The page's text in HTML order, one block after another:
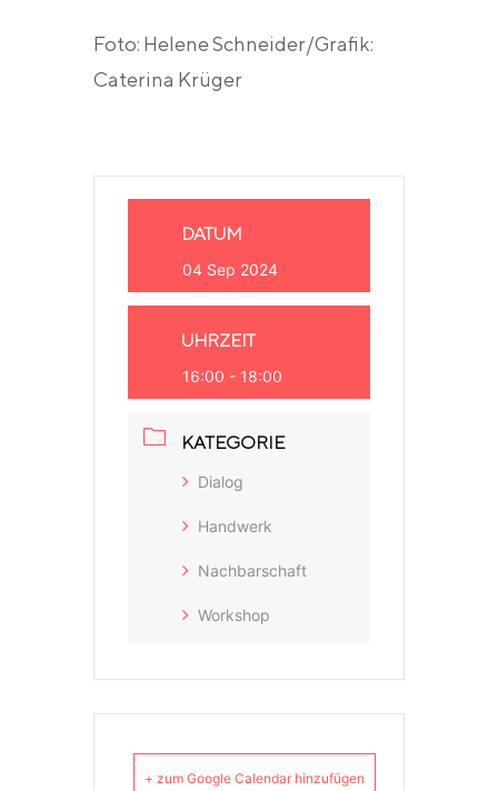
Foto: Helene Schneider/Grafik:
Caterina Krüger
DATUM
04 Sep 2024
UHRZEIT
16:00 - 18:00
KATEGORIE
Dialog
Handwerk
Nachbarschaft
Workshop
+ zum Google Calendar hinzufügen